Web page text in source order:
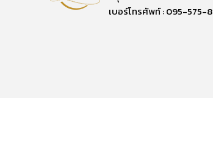
เบอร์โทรศัพท์ : 095-575-